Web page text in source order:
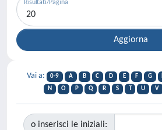
Risultati/Pagina
Vai a: 0-9 A B C D E F G
N
O P Q R S T U V
o inserisci le iniziali: